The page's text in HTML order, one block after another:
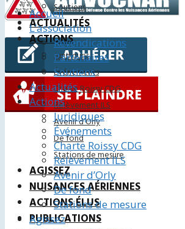
Soutiens
ACTUALITÉS
ACTIONS
Juridiques
Événements
Charte Roissy CDG
Relèvement ILS
Avenir d’Orly
De fond
Stations de mesure
AGISSEZ
NUISANCES AÉRIENNES
ACTIONS ÉLUS
PUBLICATIONS
Accueil
L’association
Revendications
Partenaires
Soutiens
Actualités
Actions
Juridiques
Événements
Charte Roissy CDG
Relèvement ILS
Avenir d’Orly
De fond
Stations de mesure
Agissez